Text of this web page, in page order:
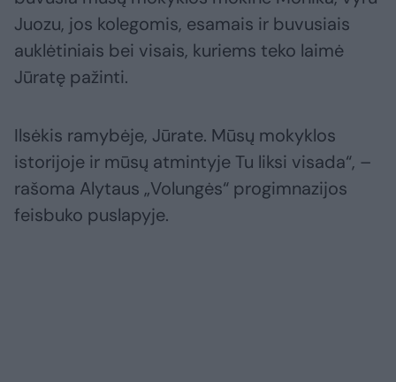
Juozu, jos kolegomis, esamais ir buvusiais
auklėtiniais bei visais, kuriems teko laimė
Jūratę pažinti.
Ilsėkis ramybėje, Jūrate. Mūsų mokyklos
istorijoje ir mūsų atmintyje Tu liksi visada“, –
rašoma Alytaus „Volungės“ progimnazijos
feisbuko puslapyje.